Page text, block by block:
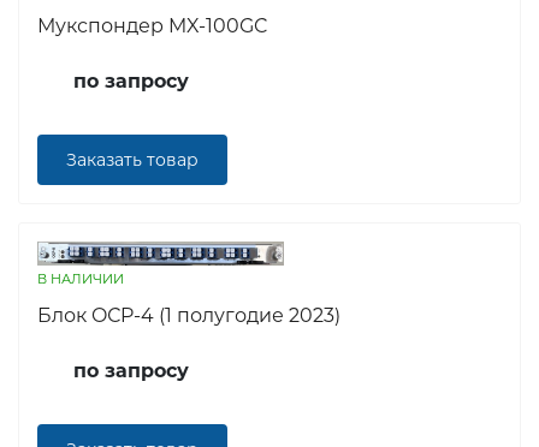
Мукспондер MX-100GC
по запросу
Заказать товар
В НАЛИЧИИ
Блок OСP-4 (1 полугодие 2023)
по запросу